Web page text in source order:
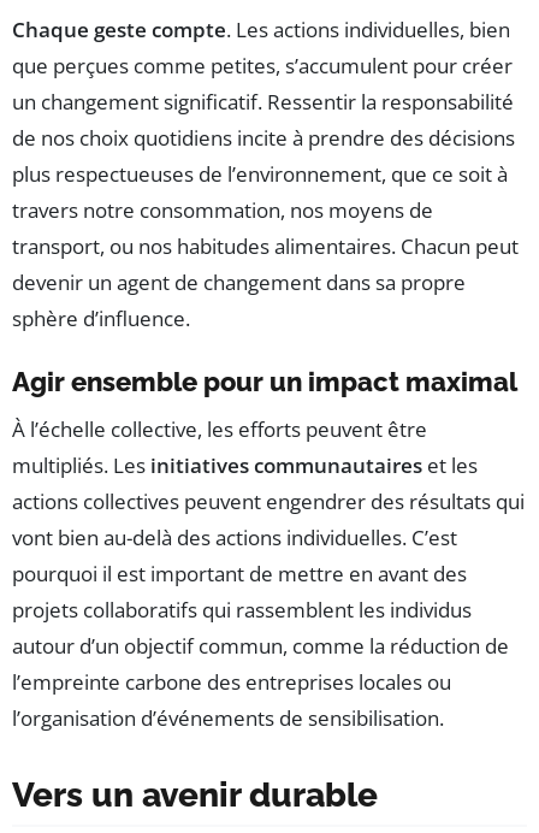
Chaque geste compte. Les actions individuelles, bien
que perçues comme petites, s’accumulent pour créer
un changement significatif. Ressentir la responsabilité
de nos choix quotidiens incite à prendre des décisions
plus respectueuses de l’environnement, que ce soit à
travers notre consommation, nos moyens de
transport, ou nos habitudes alimentaires. Chacun peut
devenir un agent de changement dans sa propre
sphère d’influence.
Agir ensemble pour un impact maximal
À l’échelle collective, les efforts peuvent être
multipliés. Les initiatives communautaires et les
actions collectives peuvent engendrer des résultats qui
vont bien au-delà des actions individuelles. C’est
pourquoi il est important de mettre en avant des
projets collaboratifs qui rassemblent les individus
autour d’un objectif commun, comme la réduction de
l’empreinte carbone des entreprises locales ou
l’organisation d’événements de sensibilisation.
Vers un avenir durable